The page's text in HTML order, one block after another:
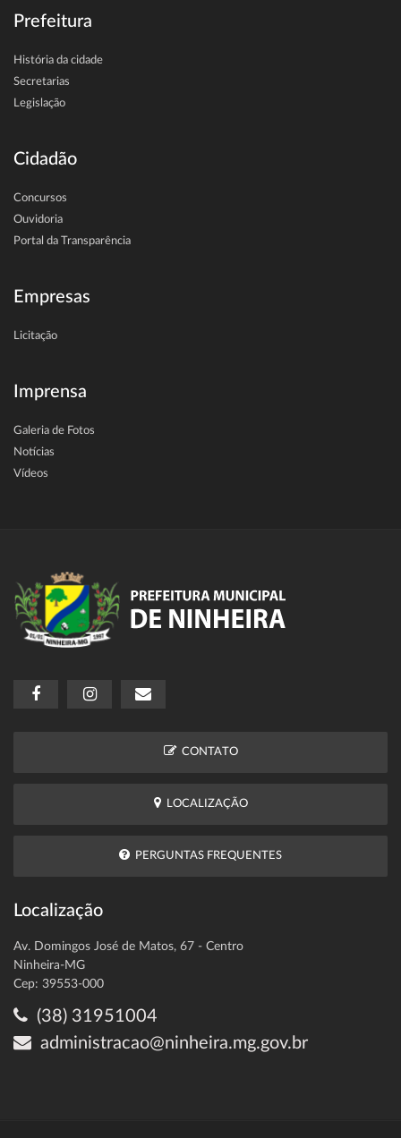
Prefeitura
História da cidade
Secretarias
Legislação
Cidadão
Concursos
Ouvidoria
Portal da Transparência
Empresas
Licitação
Imprensa
Galeria de Fotos
Notícias
Vídeos
CONTATO
LOCALIZAÇÃO
PERGUNTAS FREQUENTES
Localização
Av. Domingos José de Matos, 67 - Centro
Ninheira-MG
Cep: 39553-000
(38) 31951004
administracao@ninheira.mg.gov.br